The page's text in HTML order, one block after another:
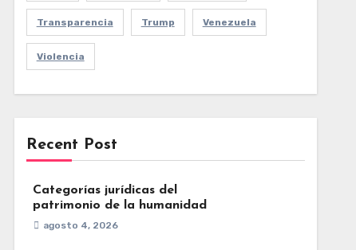
Transparencia Trump Venezuela
Violencia
Recent Post
Categorías jurídicas del
patrimonio de la humanidad
agosto 4, 2026